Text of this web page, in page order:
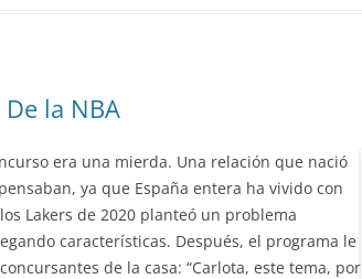
la NBA
era una mierda. Una relación que nació
ya que España entera ha vivido con
Lakers de 2020 planteó un problema
características. Después, el programa le
de la casa: “Carlota, este tema, por